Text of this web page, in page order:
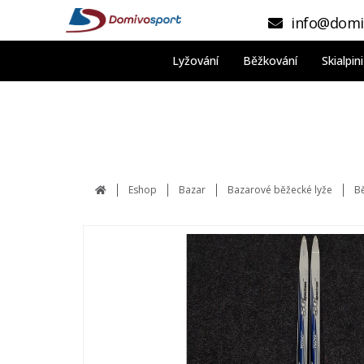
Lyžování Běžkování
Eshop Bazar Bazarové běžecké lyže